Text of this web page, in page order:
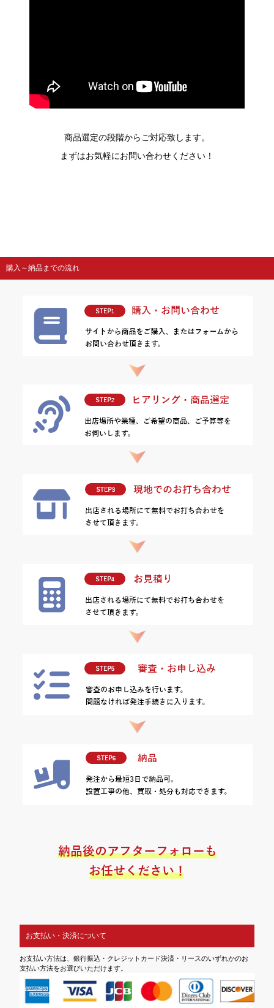
商品選定の段階からご対応致します。
まずはお気軽にお問い合わせください！
購入～納品までの流れ
お支払い・決済について
お支払い方法は、銀行振込・クレジットカード決済・リースのいずれかのお
支払い方法をお選びいただけます。